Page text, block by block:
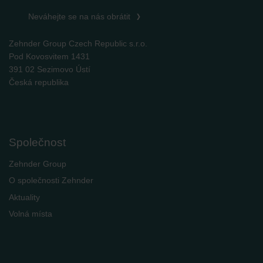
Neváhejte se na nás obrátit
Zehnder Group Czech Republic s.r.o.
Pod Kovosvitem 1431
391 02 Sezimovo Ústí
Česká republika
Společnost
Zehnder Group
O společnosti Zehnder
Aktuality
Volná místa